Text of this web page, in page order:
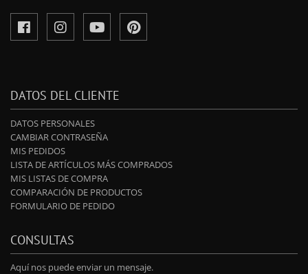
DATOS DEL CLIENTE
DATOS PERSONALES
CAMBIAR CONTRASEÑA
MIS PEDIDOS
LISTA DE ARTÍCULOS MÁS COMPRADOS
MIS LISTAS DE COMPRA
COMPARACIÓN DE PRODUCTOS
FORMULARIO DE PEDIDO
CONSULTAS
Aquí nos puede enviar un mensaje.